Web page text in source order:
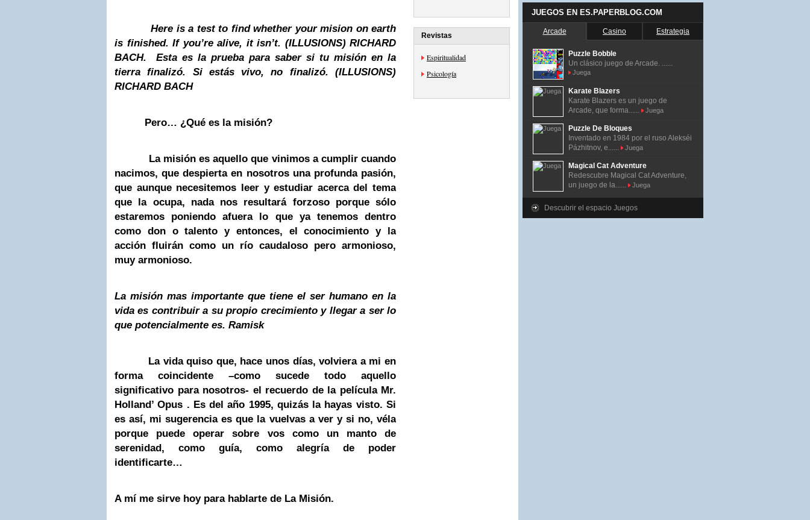
Here is a test to find whether your mision on earth
is finished. If you’re alive, it isn’t. (ILLUSIONS) RICHARD
BACH. Esta es la prueba para saber si tu misión en la
tierra finalizó. Si estás vivo, no finalizó. (ILLUSIONS)
RICHARD BACH
Pero… ¿Qué es la misión?
La misión es aquello que vinimos a cumplir cuando
nacimos, que despierta en nosotros una profunda pasión,
que aunque necesitemos leer y estudiar acerca del tema
que la ocupa, nada nos resultará forzoso porque sólo
estaremos poniendo afuera lo que ya tenemos dentro
como don o talento y entonces, el conocimiento y la
acción fluirán como un río caudaloso pero armonioso,
muy armonioso.
La misión mas importante que tiene el ser humano en la
vida es contribuir a su propio crecimiento y llegar a ser lo
que potencialmente es. Ramisk
La vida quiso que, hace unos días, volviera a mi en
forma coincidente –como sucede todo aquello
significativo para nosotros- el recuerdo de la película Mr.
Holland’ Opus . Es del año 1995, quizás la hayas visto. Si
es así, mi sugerencia es que la vuelvas a ver y si no, véla
porque puede operar sobre vos como un manto de
serenidad, como guía, como alegría de poder
identificarte…
A mí me sirve hoy para hablarte de La Misión.
Revistas
Espiritualidad
Psicología
JUEGOS EN ES.PAPERBLOG.COM
Arcade Casino Estrategia
Puzzle Bobble
Un clásico juego de Arcade. ......
Juega
Karate Blazers
Karate Blazers es un juego de
Arcade, que forma......
Juega
Puzzle De Bloques
Inventado en 1984 por el ruso Alekséi
Pázhitnov, e......
Juega
Magical Cat Adventure
Redescubre Magical Cat Adventure,
un juego de la......
Juega
Descubrir el espacio Juegos